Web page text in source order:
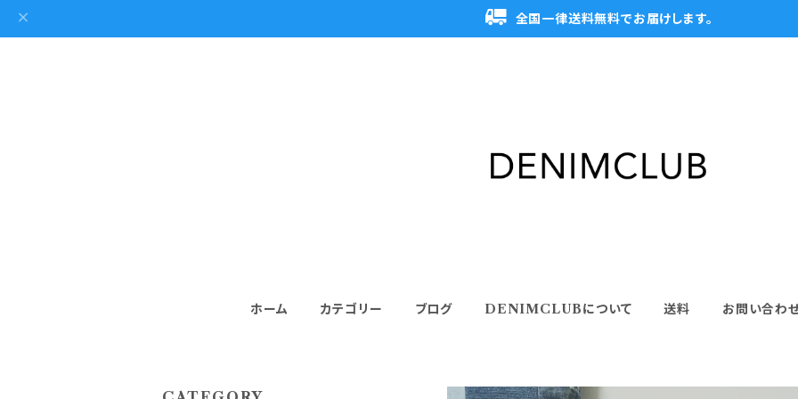
全国一律送料無料でお届けします。
ホーム カテゴリー ブログ DENIMCLUBについて 送料 お問い合わ